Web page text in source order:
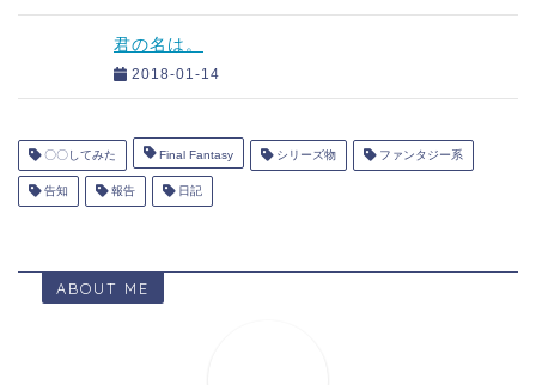
君の名は。
2018-01-14
〇〇してみた Final Fantasy シリーズ物 ファンタジー系
告知 報告 日記
ABOUT ME